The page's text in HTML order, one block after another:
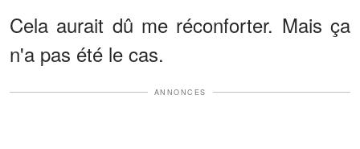
Cela aurait dû me réconforter. Mais ça
n'a pas été le cas.
ANNONCES